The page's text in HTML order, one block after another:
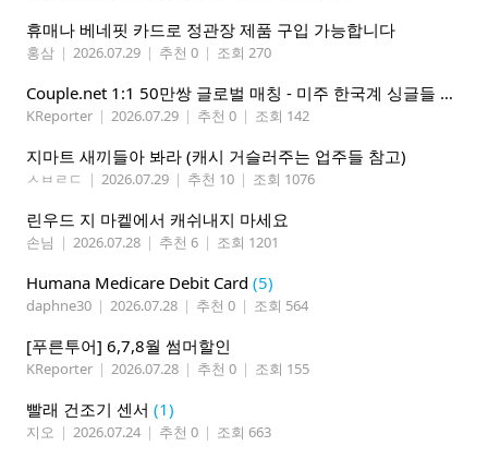
휴매나 베네핏 카드로 정관장 제품 구입 가능합니다
홍삼 | 2026.07.29 | 추천 0 | 조회 270
Couple.net 1:1 50만쌍 글로벌 매칭 - 미주 한국계 싱글들 모이세요
KReporter | 2026.07.29 | 추천 0 | 조회 142
지마트 새끼들아 봐라 (캐시 거슬러주는 업주들 참고)
ㅅㅂㄹㄷ | 2026.07.29 | 추천 10 | 조회 1076
린우드 지 마켙에서 캐쉬내지 마세요
손님 | 2026.07.28 | 추천 6 | 조회 1201
Humana Medicare Debit Card (5)
daphne30 | 2026.07.28 | 추천 0 | 조회 564
[푸른투어] 6,7,8월 썸머할인
KReporter | 2026.07.28 | 추천 0 | 조회 155
빨래 건조기 센서 (1)
지오 | 2026.07.24 | 추천 0 | 조회 663